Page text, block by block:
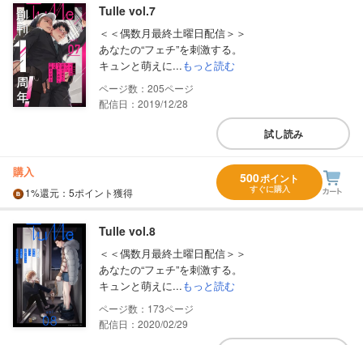
Tulle vol.7
＜＜偶数月最終土曜日配信＞＞
あなたの“フェチ”を刺激する。
キュンと萌えに...もっと読む
205
配信日：2019/12/28
試し読み
購入
1%還元 ：5ポイント獲得
500ポイント
すぐに購入
Tulle vol.8
＜＜偶数月最終土曜日配信＞＞
あなたの“フェチ”を刺激する。
キュンと萌えに...もっと読む
173
配信日：2020/02/29